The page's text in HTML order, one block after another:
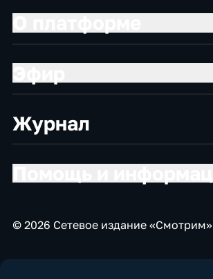
Журнал
© 2026 Сетевое издание «Смотрим»